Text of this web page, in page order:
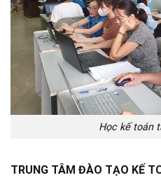
Học kế toán
TRUNG TÂM ĐÀO TẠO KẾ